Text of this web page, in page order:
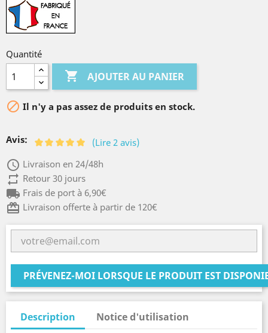
Quantité
 AJOUTER AU PANIER
 Il n'y a pas assez de produits en stock.
Avis: (Lire 2 avis)
access_time Livraison en 24/48h
repeatRetour 30 jours
local_shippingFrais de port à 6,90€
card_giftcardLivraison offerte à partir de 120€
PRÉVENEZ-MOI LORSQUE LE PRODUIT EST
Description Notice d'utilisation